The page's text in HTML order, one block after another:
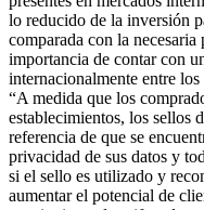
lo reducido de la inversión
comparada con la
importancia de contar con
internacionalmente entre
“A medida que los
establecimientos, los sellos
referencia de que se
privacidad de sus datos y
si el sello es utilizado y
aumentar el potencial de